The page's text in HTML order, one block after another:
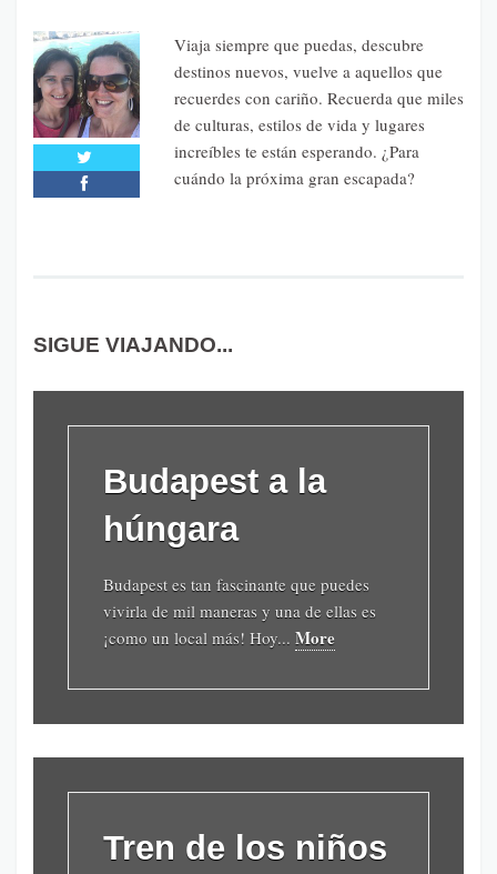
Viaja siempre que puedas, descubre
destinos nuevos, vuelve a aquellos que
recuerdes con cariño. Recuerda que miles
de culturas, estilos de vida y lugares
increíbles te están esperando. ¿Para
cuándo la próxima gran escapada?
SIGUE VIAJANDO...
Budapest a la
húngara
Budapest es tan fascinante que puedes
vivirla de mil maneras y una de ellas es
¡como un local más! Hoy... More
Tren de los niños